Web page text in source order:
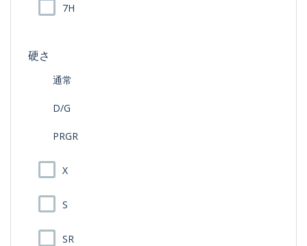
7H
硬さ
通常
D/G
PRGR
X
S
SR